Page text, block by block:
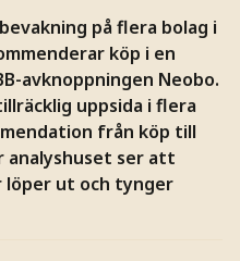
på flera bolag i
köp i en
avknoppningen Neobo.
uppsida i flera
från köp till
analyshuset ser att
löper ut och tynger